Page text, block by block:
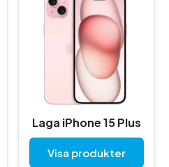
Laga iPhone 15 Plus
Visa produkter